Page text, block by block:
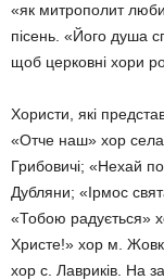
«як митрополит
пісень. «Його душа
щоб церковні хори
Хористи, які
«Отче наш» хор села
Грибовичі; «Нехай
Дубляни; «Ірмос
«Тобою радується»
Христе!» хор м.
хор с. Лавриків. На